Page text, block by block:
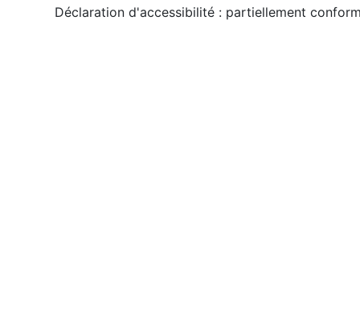
Déclaration d'accessibilité : partiellement